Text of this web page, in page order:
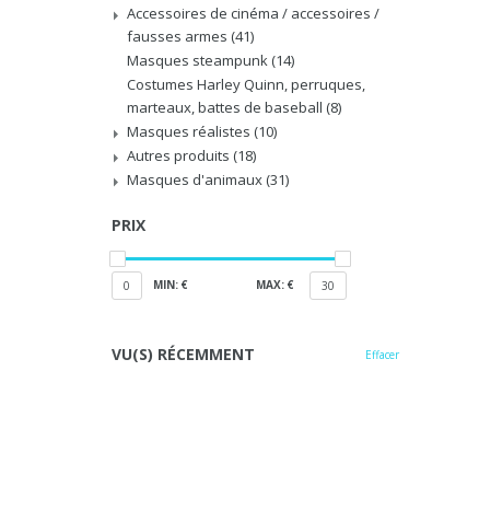
Accessoires de cinéma / accessoires /
fausses armes (41)
Masques steampunk (14)
Costumes Harley Quinn, perruques,
marteaux, battes de baseball (8)
Masques réalistes (10)
Autres produits (18)
Masques d'animaux (31)
PRIX
0 MIN: € MAX: € 30
VU(S) RÉCEMMENT Effacer